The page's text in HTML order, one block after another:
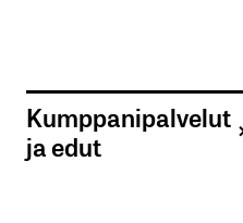
Kumppanipalvelut
ja edut